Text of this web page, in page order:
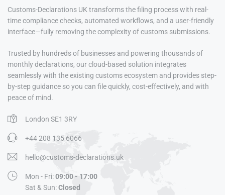
Customs-Declarations UK transforms the filing process with real-
time compliance checks, automated workflows, and a user-friendly
interface—fully removing the complexity of customs submissions.
Trusted by hundreds of businesses and powering thousands of
monthly declarations, our cloud-based solution integrates
seamlessly with the existing customs ecosystem and provides step-
by-step guidance so you can file quickly, cost-effectively, and with
peace of mind.
London SE1 3RY
+44 208 135 6066
hello@customs-declarations.uk
Mon - Fri:09:00 - 17:00
Sat & Sun:Closed